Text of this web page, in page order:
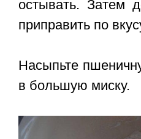
остывать. Затем
приправить по
Насыпьте
в большую миску.